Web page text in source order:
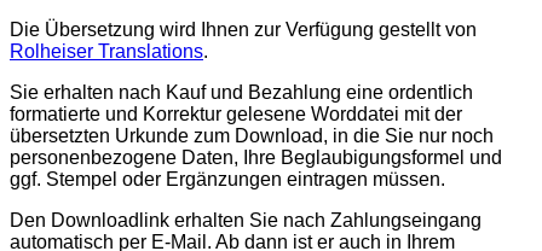
Die Übersetzung wird Ihnen zur Verfügung gestellt von
Rolheiser Translations.
Sie erhalten nach Kauf und Bezahlung eine ordentlich
formatierte und Korrektur gelesene Worddatei mit der
übersetzten Urkunde zum Download, in die Sie nur noch
personenbezogene Daten, Ihre Beglaubigungsformel und
ggf. Stempel oder Ergänzungen eintragen müssen.
Den Downloadlink erhalten Sie nach Zahlungseingang
automatisch per E-Mail. Ab dann ist er auch in Ihrem